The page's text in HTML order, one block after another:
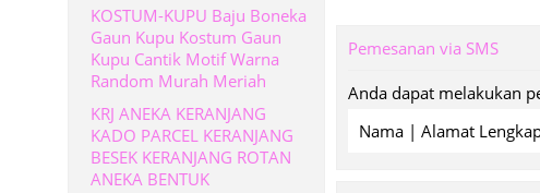
Pemesanan via SMS
Anda dapat melakukan
Nama | Alamat
KOSTUM-KUPU Baju Boneka
Gaun Kupu Kostum Gaun
Kupu Cantik Motif Warna
Random Murah Meriah
KRJ ANEKA KERANJANG
KADO PARCEL KERANJANG
BESEK KERANJANG ROTAN
ANEKA BENTUK